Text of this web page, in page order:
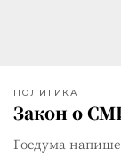
ПОЛИТИКА
Закон о
Госдума